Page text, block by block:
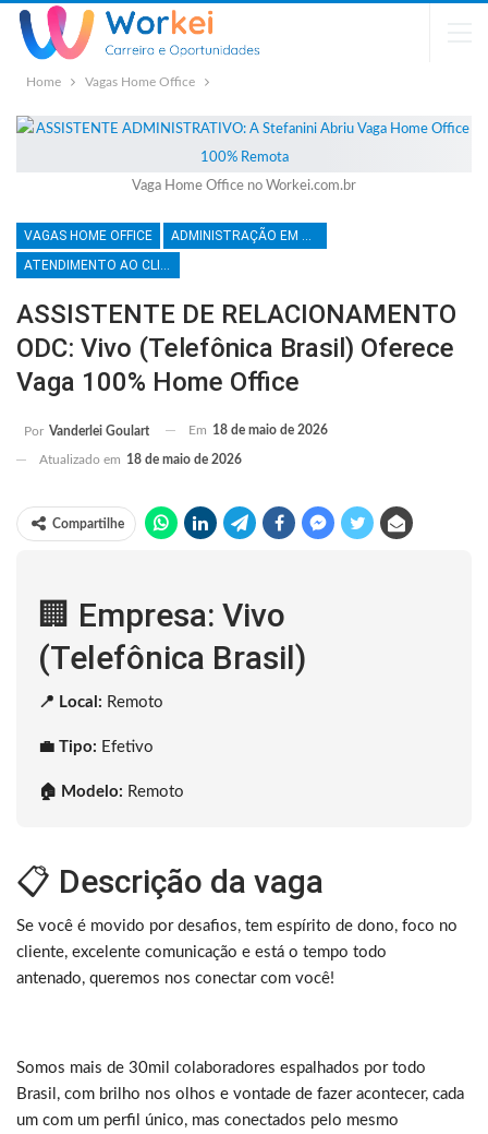
Home Vagas Home Office
Vaga Home Office no Workei.com.br
VAGAS HOME OFFICE
ADMINISTRAÇÃO EM GERAL
ATENDIMENTO AO CLIENTE
ASSISTENTE DE RELACIONAMENTO
ODC: Vivo (Telefônica Brasil) Oferece
Vaga 100% Home Office
Por Vanderlei Goulart Em 18 de maio de 2026
Atualizado em 18 de maio de 2026
Compartilhe
🏢 Empresa: Vivo
(Telefônica Brasil)
📍 Local: Remoto
💼 Tipo: Efetivo
🏠 Modelo: Remoto
📋 Descrição da vaga
Se você é movido por desafios, tem espírito de dono, foco no
cliente, excelente comunicação e está o tempo todo
antenado, queremos nos conectar com você!
Somos mais de 30mil colaboradores espalhados por todo
Brasil, com brilho nos olhos e vontade de fazer acontecer, cada
um com um perfil único, mas conectados pelo mesmo